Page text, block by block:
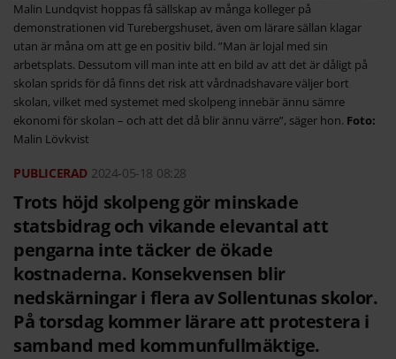
Malin Lundqvist hoppas få sällskap av många kolleger på
demonstrationen vid Turebergshuset, även om lärare sällan klagar
utan är måna om att ge en positiv bild. ”Man är lojal med sin
arbetsplats. Dessutom vill man inte att en bild av att det är dåligt på
skolan sprids för då finns det risk att vårdnadshavare väljer bort
skolan, vilket med systemet med skolpeng innebär ännu sämre
ekonomi för skolan – och att det då blir ännu värre”, säger hon.
Malin Lövkvist
2024-05-18 08:28
Trots höjd skolpeng gör minskade
statsbidrag och vikande elevantal att
pengarna inte täcker de ökade
kostnaderna. Konsekvensen blir
nedskärningar i flera av Sollentunas skolor.
På torsdag kommer lärare att protestera i
samband med kommunfullmäktige.